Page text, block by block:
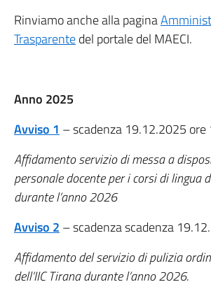
Rinviamo anche alla pagina
Trasparentedel portale del MAECI.
Anno 2025
Avviso 1 – scadenza 19.12.2025 ore
Affidamento servizio di messa a
personale docente per i corsi di lingua
durante l’anno 2026
Avviso 2 – scadenza scadenza
Affidamento del servizio di pulizia
dell’IIC Tirana durante l’anno 2026.